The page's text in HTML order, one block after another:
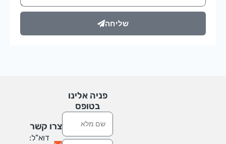
שליחה
צרו קשר
דוא"ל:
פניה אלינו
בטופס